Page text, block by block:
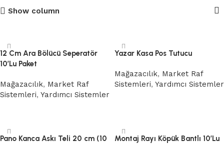
Show column
12 Cm Ara Bölücü Seperatör
10’Lu Paket
Mağazacılık, Market Raf
Sistemleri, Yardımcı Sistemler
Yazar Kasa Pos Tutucu
Mağazacılık, Market Raf
Sistemleri, Yardımcı Sistemler
Pano Kanca Askı Teli 20 cm (10
Montaj Rayı Köpük Bantlı 10’Lu